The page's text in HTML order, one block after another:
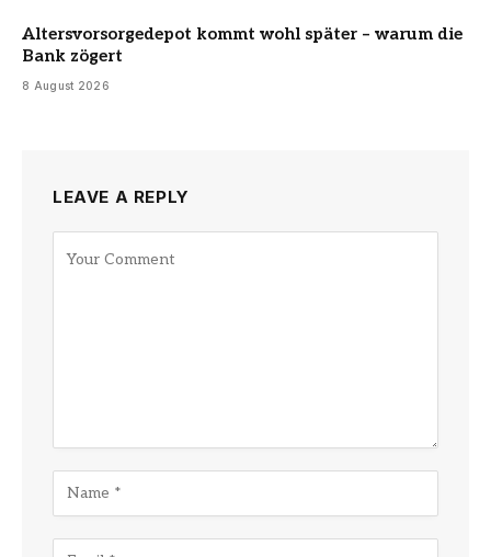
Altersvorsorgedepot kommt wohl später – warum die
Bank zögert
8 August 2026
LEAVE A REPLY